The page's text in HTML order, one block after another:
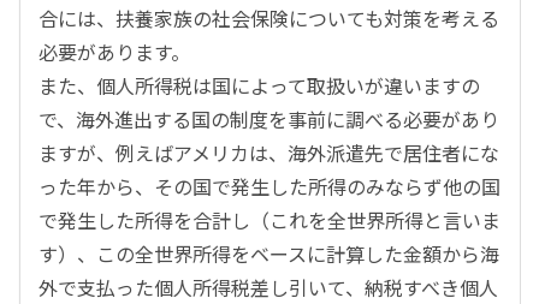
合には、扶養家族の社会保険についても対策を考える
必要があります。
また、個人所得税は国によって取扱いが違いますの
で、海外進出する国の制度を事前に調べる必要があり
ますが、例えばアメリカは、海外派遣先で居住者にな
った年から、その国で発生した所得のみならず他の国
で発生した所得を合計し（これを全世界所得と言いま
す）、この全世界所得をベースに計算した金額から海
外で支払った個人所得税差し引いて、納税すべき個人